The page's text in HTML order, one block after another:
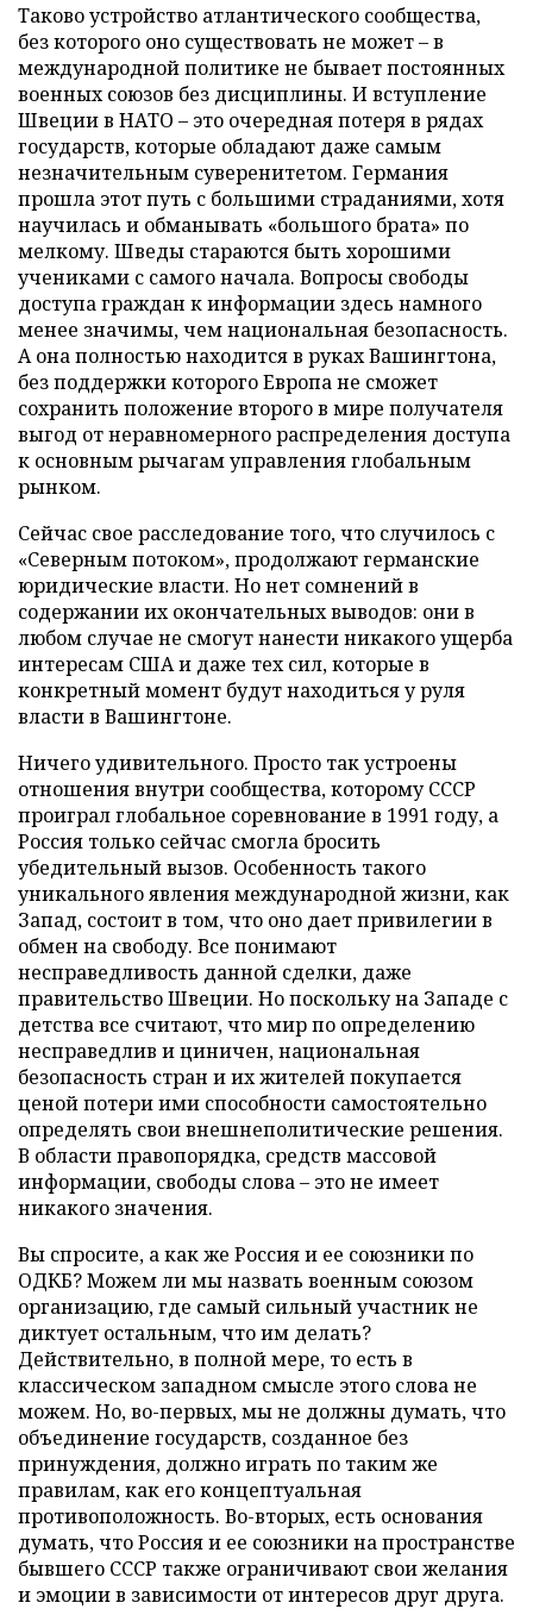
Таково устройство атлантического сообщества,
без которого оно существовать не может – в
международной политике не бывает постоянных
военных союзов без дисциплины. И вступление
Швеции в НАТО – это очередная потеря в рядах
государств, которые обладают даже самым
незначительным суверенитетом. Германия
прошла этот путь с большими страданиями, хотя
научилась и обманывать «большого брата» по
мелкому. Шведы стараются быть хорошими
учениками с самого начала. Вопросы свободы
доступа граждан к информации здесь намного
менее значимы, чем национальная безопасность.
А она полностью находится в руках Вашингтона,
без поддержки которого Европа не сможет
сохранить положение второго в мире получателя
выгод от неравномерного распределения доступа
к основным рычагам управления глобальным
рынком.
Сейчас свое расследование того, что случилось с
«Северным потоком», продолжают германские
юридические власти. Но нет сомнений в
содержании их окончательных выводов: они в
любом случае не смогут нанести никакого ущерба
интересам США и даже тех сил, которые в
конкретный момент будут находиться у руля
власти в Вашингтоне.
Ничего удивительного. Просто так устроены
отношения внутри сообщества, которому СССР
проиграл глобальное соревнование в 1991 году, а
Россия только сейчас смогла бросить
убедительный вызов. Особенность такого
уникального явления международной жизни, как
Запад, состоит в том, что оно дает привилегии в
обмен на свободу. Все понимают
несправедливость данной сделки, даже
правительство Швеции. Но поскольку на Западе с
детства все считают, что мир по определению
несправедлив и циничен, национальная
безопасность стран и их жителей покупается
ценой потери ими способности самостоятельно
определять свои внешнеполитические решения.
В области правопорядка, средств массовой
информации, свободы слова – это не имеет
никакого значения.
Вы спросите, а как же Россия и ее союзники по
ОДКБ? Можем ли мы назвать военным союзом
организацию, где самый сильный участник не
диктует остальным, что им делать?
Действительно, в полной мере, то есть в
классическом западном смысле этого слова не
можем. Но, во-первых, мы не должны думать, что
объединение государств, созданное без
принуждения, должно играть по таким же
правилам, как его концептуальная
противоположность. Во-вторых, есть основания
думать, что Россия и ее союзники на пространстве
бывшего СССР также ограничивают свои желания
и эмоции в зависимости от интересов друг друга.